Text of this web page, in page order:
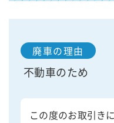
廃車の理由
不動車のため
この度のお取引き